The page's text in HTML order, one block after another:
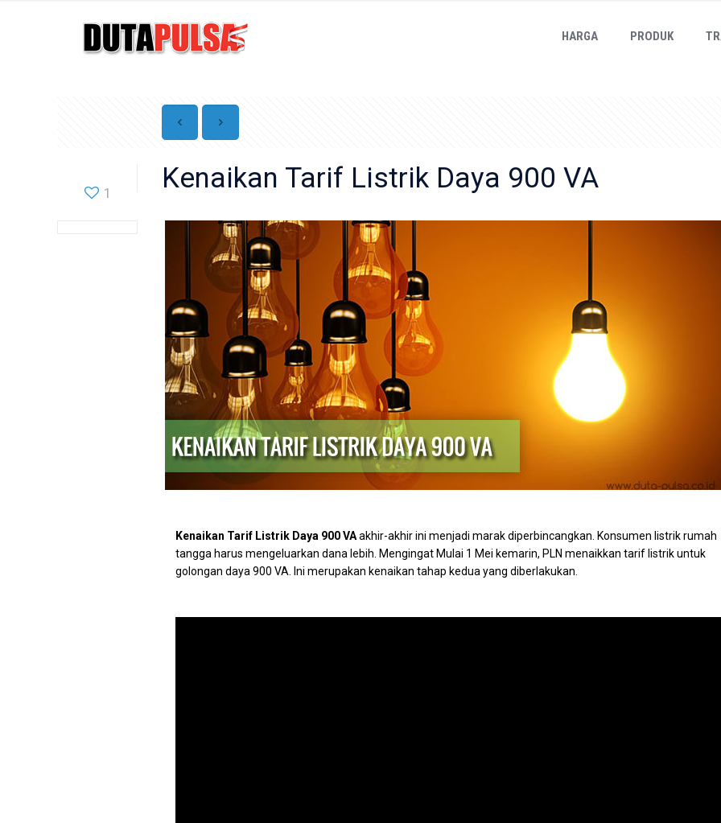
HARGA PRODUK
1 Kenaikan Tarif Listrik Daya 900 VA
Kenaikan Tarif Listrik Daya 900 VAakhir-akhir ini menjadi marak diperbincangkan. Konsumen listrik rumah
tangga harus mengeluarkan dana lebih. Mengingat Mulai 1 Mei kemarin, PLN menaikkan tarif listrik untuk
golongan daya 900 VA. Ini merupakan kenaikan tahap kedua yang diberlakukan.